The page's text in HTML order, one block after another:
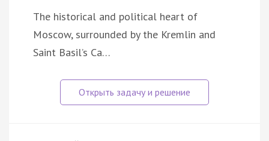
The historical and political heart of
Moscow, surrounded by the Kremlin and
Saint Basil’s Ca…